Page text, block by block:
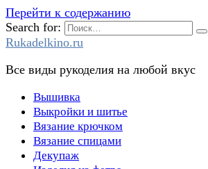
Перейти к содержанию
Search for:
Rukadelkino.ru
Все виды рукоделия на любой вкус
Вышивка
Выкройки и шитье
Вязание крючком
Вязание спицами
Декупаж